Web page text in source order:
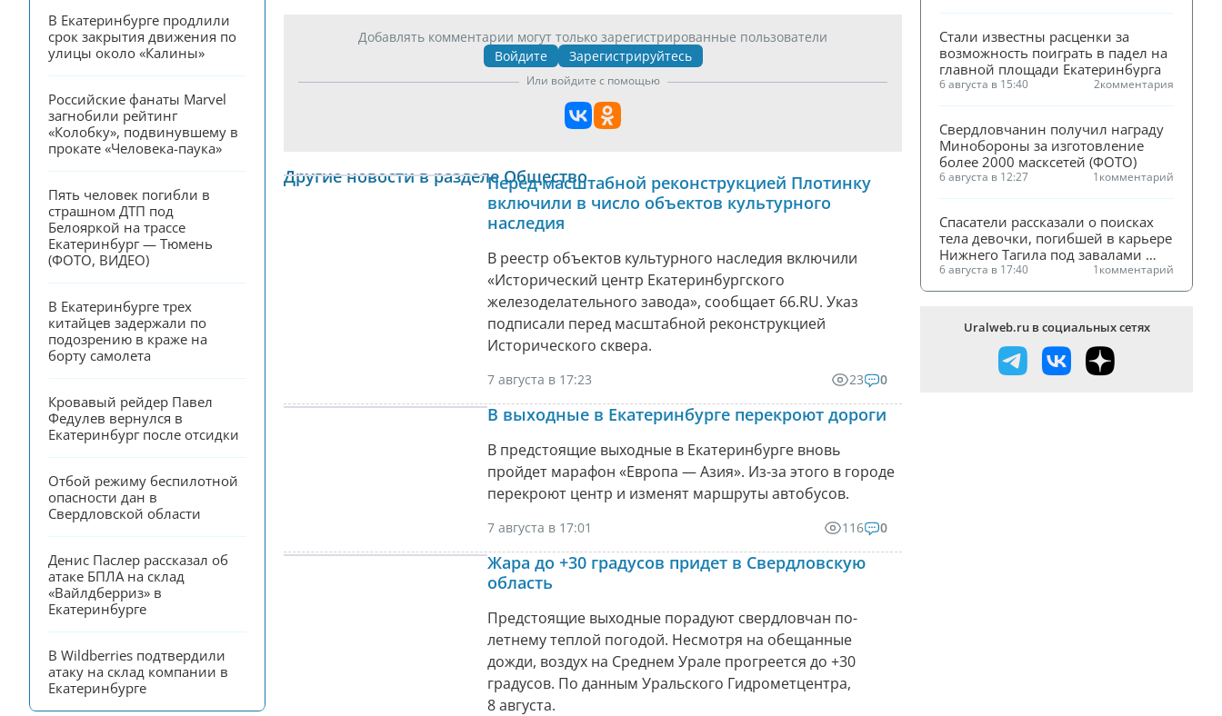
В Екатеринбурге продлили
срок закрытия движения по
улицы около «Калины»
Российские фанаты Marvel
загнобили рейтинг
«Колобку», подвинувшему в
прокате «Человека-паука»
Пять человек погибли в
страшном ДТП под
Белояркой на трассе
Екатеринбург — Тюмень
(ФОТО, ВИДЕО)
В Екатеринбурге трех
китайцев задержали по
подозрению в краже на
борту самолета
Кровавый рейдер Павел
Федулев вернулся в
Екатеринбург после отсидки
Отбой режиму беспилотной
опасности дан в
Свердловской области
Денис Паслер рассказал об
атаке БПЛА на склад
«Вайлдберриз» в
Екатеринбурге
В Wildberries подтвердили
атаку на склад компании в
Екатеринбурге
Добавлять комментарии могут только зарегистрированные пользователи
Войдите
Зарегистрируйтесь
Или войдите с помощью
Другие новости в разделе ОбществоПеред масштабной реконструкцией Плотинку
включили в число объектов культурного
наследия
В реестр объектов культурного наследия включили
«Исторический центр Екатеринбургского
железоделательного завода», сообщает 66.RU. Указ
подписали перед масштабной реконструкцией
Исторического сквера.
7 августа в 17:23 23 0
В выходные в Екатеринбурге перекроют дороги
В предстоящие выходные в Екатеринбурге вновь
пройдет марафон «Европа — Азия». Из-за этого в городе
перекроют центр и изменят маршруты автобусов.
7 августа в 17:01 116 0
Жара до +30 градусов придет в Свердловскую
область
Предстоящие выходные порадуют свердловчан по-
летнему теплой погодой. Несмотря на обещанные
дожди, воздух на Среднем Урале прогреется до +30
градусов. По данным Уральского Гидрометцентра,
8 августа.
Стали известны расценки за
возможность поиграть в падел на
главной площади Екатеринбурга
6 августа в 15:40 2комментария
Свердловчанин получил награду
Минобороны за изготовление
более 2000 масксетей (ФОТО)
6 августа в 12:27 1комментарий
Спасатели рассказали о поисках
тела девочки, погибшей в карьере
Нижнего Тагила под завалами
песка
6 августа в 17:40 1комментарий
Uralweb.ru в социальных сетях